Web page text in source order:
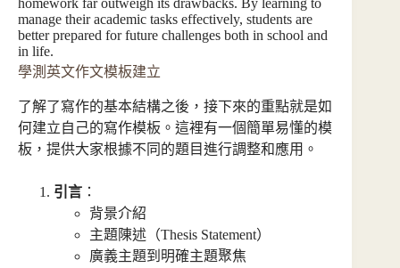
homework far outweigh its drawbacks. By learning to
manage their academic tasks effectively, students are
better prepared for future challenges both in school and
in life.
學測英文作文模板建立
了解了寫作的基本結構之後，接下來的重點就是如
何建立自己的寫作模板。這裡有一個簡單易懂的模
板，提供大家根據不同的題目進行調整和應用。
引言 ：
背景介紹
主題陳述（Thesis Statement）
廣義主題到明確主題聚焦